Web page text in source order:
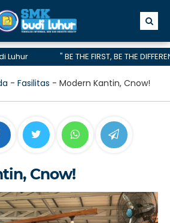
" BE THE FIRST, BE THE
A hingga 2028
- Fasilitas - Modern Kantin, Cnow!
Cnow!